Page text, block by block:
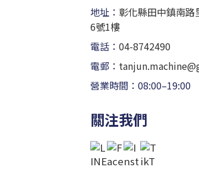
地址： 彰化縣田中鎮南
6號1樓
電話： 04-8742490
電郵：
營業時間：08:00–19:00
關注我們